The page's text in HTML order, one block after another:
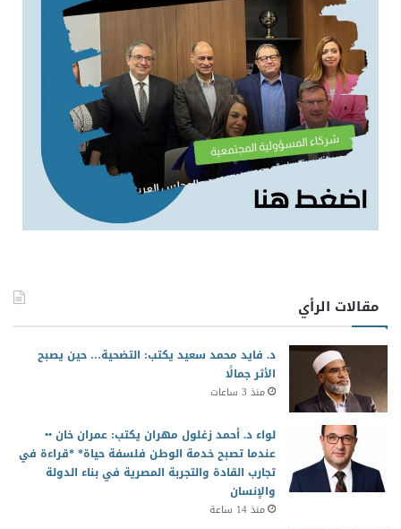
مقالات الرأي
د. فايد محمد سعيد يكتب: التضحية… حين يصبح
الأثر جمالًا
منذ 3 ساعات
لواء د. أحمد زغلول مهران يكتب: عمران خان ••
عندما تصبح خدمة الوطن فلسفة حياة* *قراءة في
تجارب القادة والتجربة المصرية في بناء الدولة
والإنسان
منذ 14 ساعة